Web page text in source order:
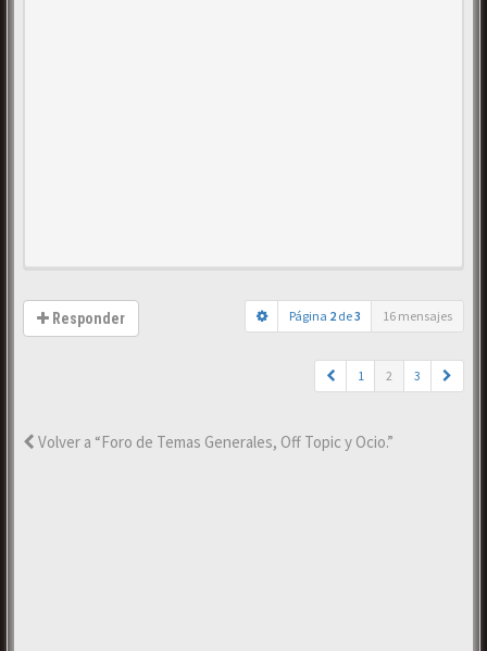
Responder Página 2 de3 16 mensajes
1 2 3
Volver a “Foro de Temas Generales, Off Topic y Ocio.”